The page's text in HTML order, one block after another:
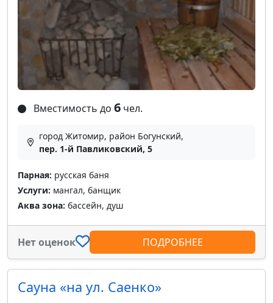
Вместимость до 6 чел.
город Житомир, район Богунский,
пер. 1-й Павликовский, 5
Парная: русская баня
Услуги: мангал, банщик
Аква зона: бассейн, душ
Нет оценок ПОДРОБНЕЕ
Сауна «на ул. Саенко»